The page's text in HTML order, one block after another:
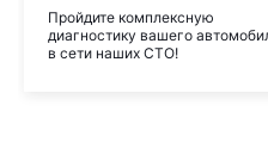
Пройдите комплексную
диагностику вашего
в сети наших СТО!